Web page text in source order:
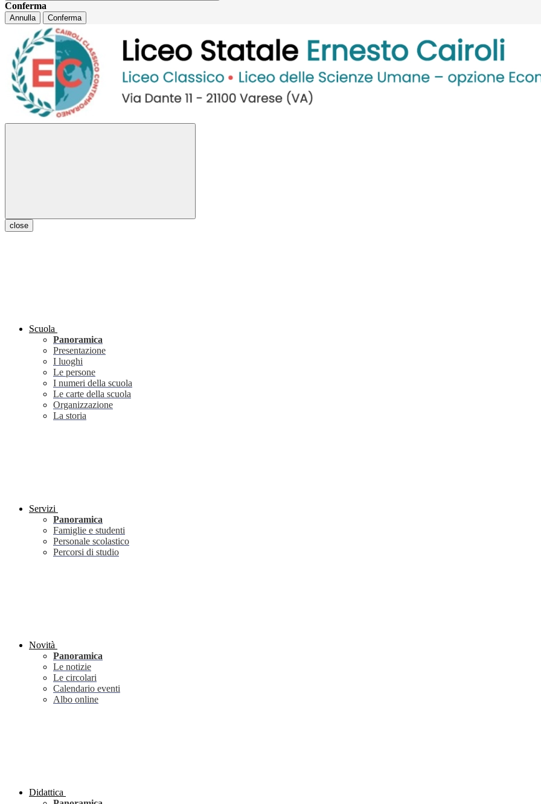
Conferma
Annulla Conferma
close
Scuola
Panoramica
Presentazione
I luoghi
Le persone
I numeri della scuola
Le carte della scuola
Organizzazione
La storia
Servizi
Panoramica
Famiglie e studenti
Personale scolastico
Percorsi di studio
Novità
Panoramica
Le notizie
Le circolari
Calendario eventi
Albo online
Didattica